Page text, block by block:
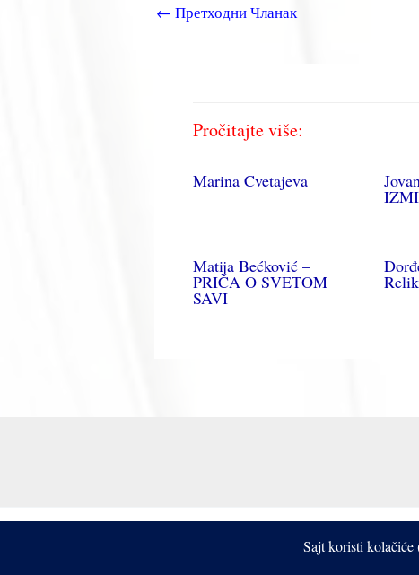
← Претходни Чланак
Pročitajte više:
Marina Cvetajeva
Matija Bećković –
PRIČA O SVETOM
SAVI
Sajt koristi kolačiće